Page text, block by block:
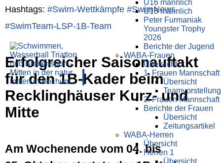
U16 männlich
U18 männlich
Peter Furmaniak
Youngster Trophy
2026
Berichte der Jugend
WABA-Frauen
Übersicht
1. Frauen Mannschaft
Übersicht
Teamvorstellung
2. Frauen Mannschaft
Berichte der Frauen
Übersicht
Zeitungsartikel
WABA-Herren
Übersicht
Herren 1
Übersicht
Hashtags: #Swim-Wett­kämpfe #SwimNews
#SwimTeam-LSP-1B-Team
Erfolgreicher Saisonauftakt
für den 1B-Kader beim
Recklinghäuser Kurz- und
Mitte
Am Wochenende vom 04. bis